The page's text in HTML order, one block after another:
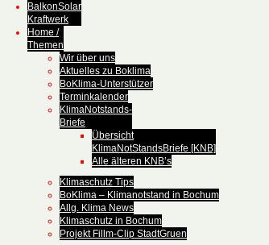
BalkonSolar
Kraftwerk
Home /
Themen
Wir über uns
Aktuelles zu Boklima
BoKlima-Unterstützer
Terminkalender
KlimaNotstands-
Briefe
Übersicht
KlimaNotStandsBriefe [KNB]
Alle älteren KNB’s
Klimaschutz Tips
BoKlima – Klimanotstand in Bochum
Allg. Klima News
Klimaschutz in Bochum
Projekt Fillm-Clip StadtGruen